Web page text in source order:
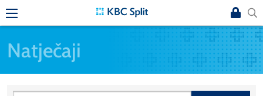
Natječaji